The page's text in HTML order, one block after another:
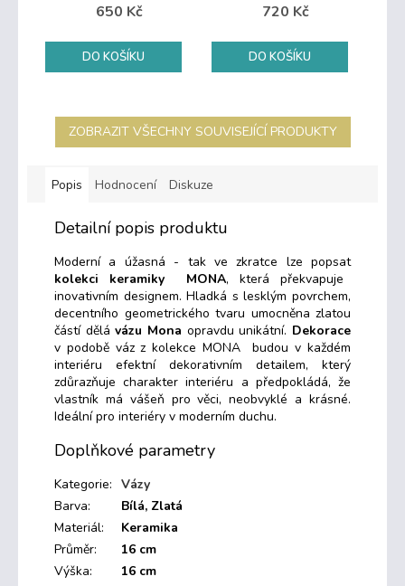
650 Kč
DO KOŠÍKU
720 Kč
DO KOŠÍKU
ZOBRAZIT VŠECHNY SOUVISEJÍCÍ PRODUKTY
Popis Hodnocení Diskuze
Detailní popis produktu
Moderní a úžasná - tak ve zkratce lze popsat
kolekci keramiky MONA, která překvapuje
inovativním designem. Hladká s lesklým povrchem,
decentního geometrického tvaru umocněna zlatou
částí dělávázu Mona opravdu unikátní. Dekorace
v podobě váz z kolekce MONA budou v každém
interiéru efektní dekorativním detailem, který
zdůrazňuje charakter interiéru a předpokládá, že
vlastník má vášeň pro věci, neobvyklé a krásné.
Ideální pro interiéry v moderním duchu.
Doplňkové parametry
Kategorie: Vázy
Barva:
Bílá, Zlatá
Materiál:
Keramika
Průměr:
16 cm
Výška: 16 cm